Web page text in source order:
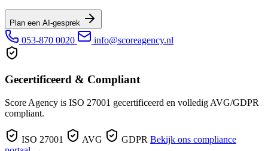
Plan een AI-gesprek
053-870 0020 info@scoreagency.nl
Gecertificeerd & Compliant
Score Agency is ISO 27001 gecertificeerd en volledig AVG/GDPR
compliant.
ISO 27001 AVG GDPR Bekijk ons compliance